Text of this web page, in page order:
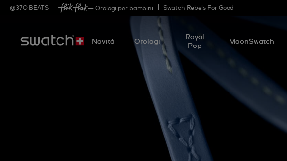
@370 BEATS — Orologi per bambini Swatch Rebels For Good
Novità Orologi
Royal
Pop
MoonSwatch